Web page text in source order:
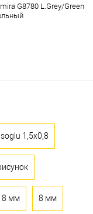
G8780 L.Grey/Green
1,5x0,8
8 мм 8 мм